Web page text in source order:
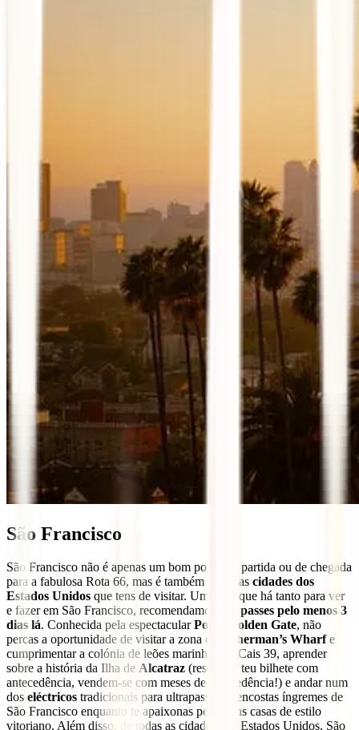
São Francisco
São Francisco não é apenas um bom ponto de partida ou de chegada
para a fabulosa Rota 66, mas é também uma das cidades dos
Estados Unidos que tens de visitar. Uma vez que há tanto para ver
e fazer em São Francisco, recomendamos que passes pelo menos 3
dias lá. Conhecida pela espectacularPonte Golden Gate, não
percas a oportunidade de visitar a zona de
Fisherman’s Wharfe
cumprimentar a colónia de leões marinhos no Cais 39, aprender
sobre a história da Ilha de Alcatraz (reserva o teu bilhete com
antecedência, vendem-se com meses de antecedência!) e andar num
dos eléctricos tradicionais para ultrapassar as encostas íngremes de
São Francisco enquanto te apaixonas pelas suas casas de estilo
vitoriano. Além disso, de todas as cidades dos Estados Unidos, São